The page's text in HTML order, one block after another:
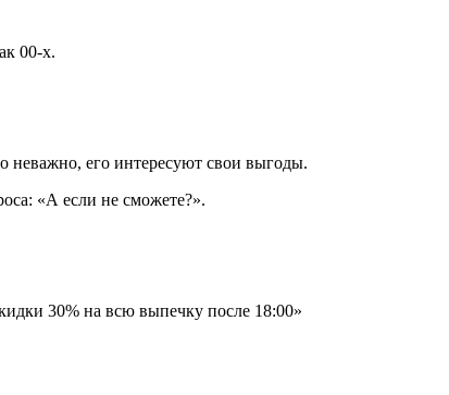
00-х.
неважно, его интересуют свои выгоды.
«А если не сможете?».
30% на всю выпечку после 18:00»